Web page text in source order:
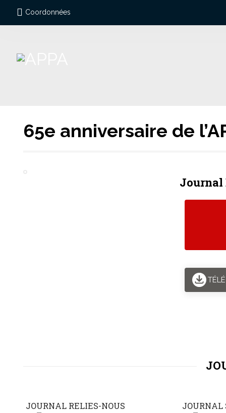
Coordonnées
65e anniversaire de
Journal
JOURNAL RELIES-NOUS JOURNAL